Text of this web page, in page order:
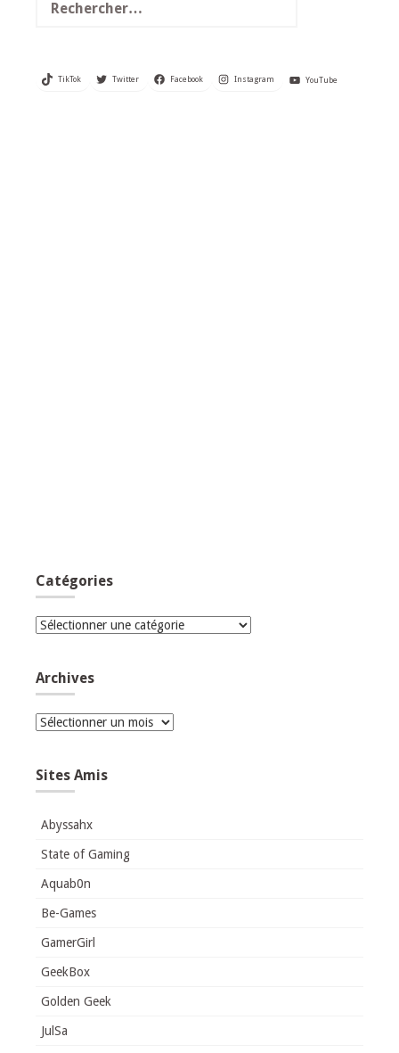
TikTok Twitter Facebook Instagram YouTube
Catégories
Catégories
Archives
Archives
Sites Amis
Abyssahx
State of Gaming
Aquab0n
Be-Games
GamerGirl
GeekBox
Golden Geek
JulSa